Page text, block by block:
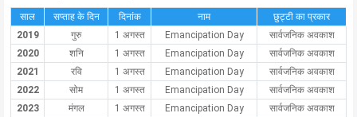
साल सप्ताह के दिन दिनांक नाम
छुट्टी का प्रकार
2019
गुरु 1 अगस्त Emancipation Day
सार्वजनिक अवकाश
2020
शनि 1 अगस्त Emancipation Day
सार्वजनिक अवकाश
2021
रवि 1 अगस्त Emancipation Day
सार्वजनिक अवकाश
2022
सोम 1 अगस्त Emancipation Day
सार्वजनिक अवकाश
2023
मंगल 1 अगस्त Emancipation Day
सार्वजनिक अवकाश